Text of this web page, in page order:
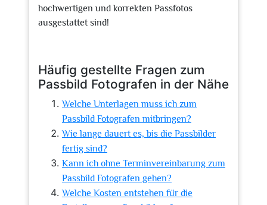
hochwertigen und korrekten Passfotos
ausgestattet sind!
Häufig gestellte Fragen zum
Passbild Fotografen in der Nähe
Welche Unterlagen muss ich zum
Passbild Fotografen mitbringen?
Wie lange dauert es, bis die Passbilder
fertig sind?
Kann ich ohne Terminvereinbarung zum
Passbild Fotografen gehen?
Welche Kosten entstehen für die